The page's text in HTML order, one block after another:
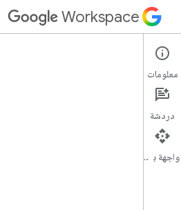
Workspace
الصفحة الرئيسية
نظرة عامة
معلومات
دردشة
واجهة برمجة التطبيقات